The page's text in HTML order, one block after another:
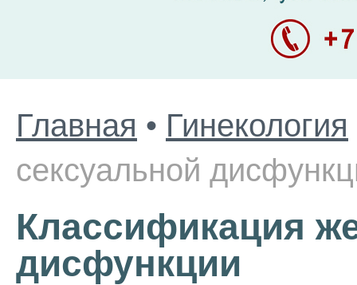
Главная • Гинекология
сексуальной
Классификация
дисфункции